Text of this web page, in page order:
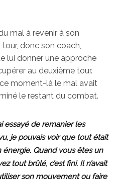
mal à revenir à son
donc son coach,
lui donner une approche
au deuxième tour.
moment-là le mal avait
le restant du combat.
essayé de remanier les
je pouvais voir que tout était
Quand vous êtes un
tout brûlé, c’est fini. Il n’avait
son mouvement ou faire